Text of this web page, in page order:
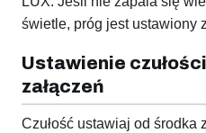
świetle, próg jest ustawiony
Ustawienie
załączeń
Czułość ustawiaj od środka